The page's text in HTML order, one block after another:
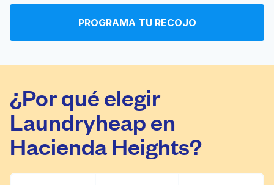
PROGRAMA TU RECOJO
¿Por qué elegir
Laundryheap en
Hacienda Heights?